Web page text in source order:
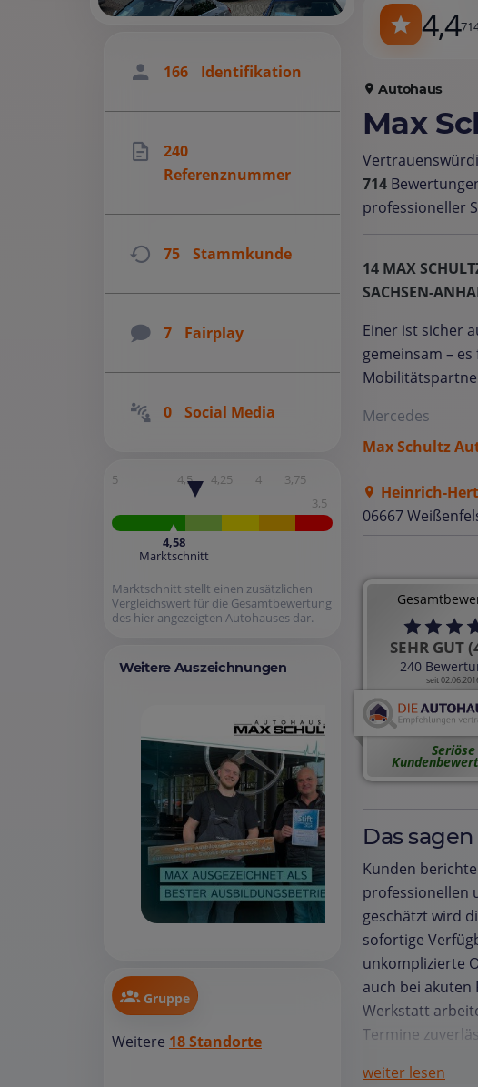
4,4
Autohaus
Max
714
professioneller
14 MAX
SACHSEN-
Einer ist sicher
gemeinsam –
Mercedes
Max Schultz
Heinrich-
06667
SEHR GUT
240
seit
Seriöse
Das
Kunden
professionellen
geschätzt wird
sofortige
unkomplizierte
auch bei akuten
Werkstatt
Termine
transparente
weiter lesen
166 Identifikation
240
Referenznummer
75 Stammkunde
7 Fairplay
0 Social Media
5 4,5 4,25 4
3,75
3,5
4,58
Marktschnitt
Marktschnitt stellt einen zusätzlichen
Vergleichswert für die Gesamtbewertung
des hier angezeigten Autohauses dar.
Weitere Auszeichnungen
Gruppe
Weitere 18 Standorte